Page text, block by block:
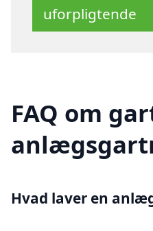
uforpligtende
FAQ om
Hvad laver en